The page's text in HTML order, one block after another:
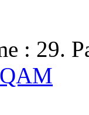
: 29.